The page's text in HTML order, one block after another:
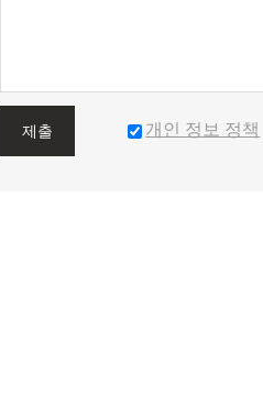
제출 개인 정보 정책